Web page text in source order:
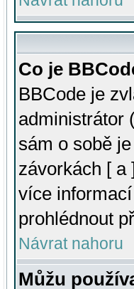
Co je
BBCode je
administrátor
sám o sobě
závorkách [ a
více
prohlédnout
Návrat nahoru
Můžu